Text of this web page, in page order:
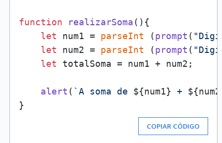
function realizarSoma( ){
let num1 = parseInt (prompt (
let num2 = parseInt (prompt (
let totalSoma = num1 + num2;
alert ( `A soma de ${num1} +
COPIAR CÓDIGO